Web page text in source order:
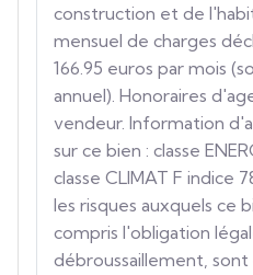
construction et de
mensuel de charges
166.95 euros par mois
annuel). Honoraires
vendeur. Information
sur ce bien : classe
classe CLIMAT F indice
les risques auxquels ce
compris l'obligation
débroussaillement, sont